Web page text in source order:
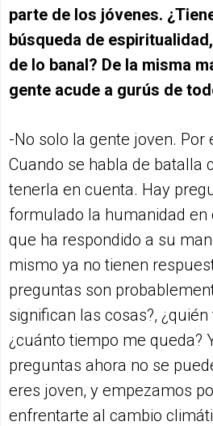
parte de los jóvenes.
búsqueda de
de lo banal? De la misma
gente acude a gurús de
-No solo la gente joven. Por
Cuando se habla de batalla
tenerla en cuenta. Hay
formulado la humanidad en
que ha respondido a su
mismo ya no tienen
preguntas son
significan las cosas?,
¿cuánto tiempo me queda?
preguntas ahora no se
eres joven, y empezamos
enfrentarte al cambio